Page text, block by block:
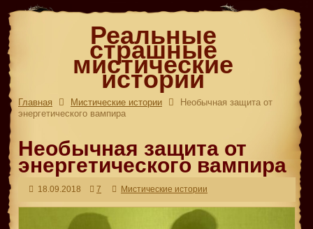
Реальные
страшные
мистические
истории
Главная Мистические истории
Необычная защита от
энергетического вампира
Необычная защита от
энергетического вампира
18.09.2018 7 Мистические истории